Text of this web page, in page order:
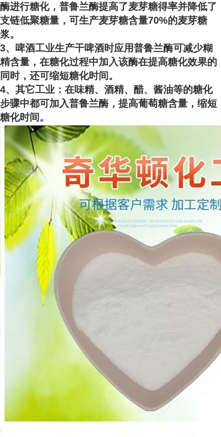
酶进行糖化，普鲁兰酶提高了麦芽糖得率并降低了
支链低聚糖量，可生产麦芽糖含量70%的麦芽糖
浆。
3、啤酒工业生产干啤酒时应用普鲁兰酶可减少糊
精含量，在糖化过程中加入该酶在提高糖化效果的
同时，还可缩短糖化时间。
4、其它工业：在味精、酒精、醋、酱油等的糖化
步骤中都可加入普鲁兰酶，提高葡萄糖含量，缩短
糖化时间。